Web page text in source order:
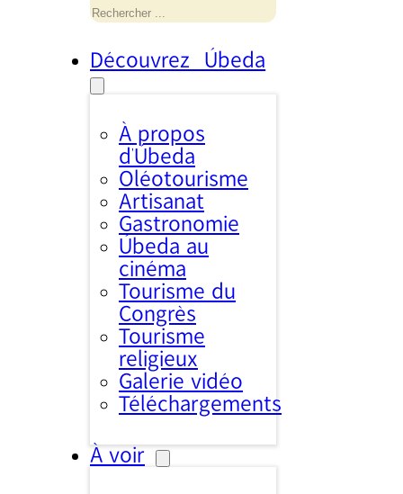
Découvrez Úbeda
À propos
d’Úbeda
Oléotourisme
Artisanat
Gastronomie
Úbeda au
cinéma
Tourisme du
Congrès
Tourisme
religieux
Galerie vidéo
Téléchargements
À voir